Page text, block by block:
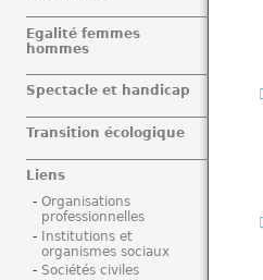
Egalité femmes
hommes
Spectacle et handicap
Transition écologique
Liens
Organisations
professionnelles
Institutions et
organismes sociaux
Sociétés civiles